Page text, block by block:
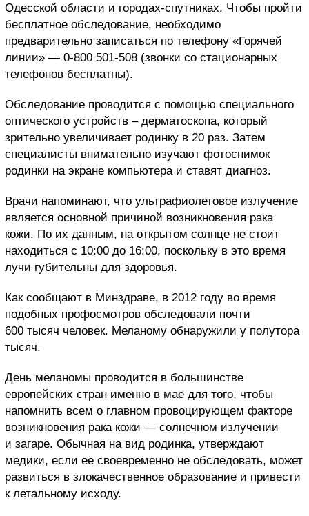
Одесской области и городах-спутниках. Чтобы пройти
бесплатное обследование, необходимо
предварительно записаться по телефону «Горячей
линии» — 0-800 501-508 (звонки со стационарных
телефонов бесплатны).
Обследование проводится с помощью специального
оптического устройств – дерматоскопа, который
зрительно увеличивает родинку в 20 раз. Затем
специалисты внимательно изучают фотоснимок
родинки на экране компьютера и ставят диагноз.
Врачи напоминают, что ультрафиолетовое излучение
является основной причиной возникновения рака
кожи. По их данным, на открытом солнце не стоит
находиться с 10:00 до 16:00, поскольку в это время
лучи губительны для здоровья.
Как сообщают в Минздраве, в 2012 году во время
подобных профосмотров обследовали почти
600 тысяч человек. Меланому обнаружили у полутора
тысяч.
День меланомы проводится в большинстве
европейских стран именно в мае для того, чтобы
напомнить всем о главном провоцирующем факторе
возникновения рака кожи — солнечном излучении
и загаре. Обычная на вид родинка, утверждают
медики, если ее своевременно не обследовать, может
развиться в злокачественное образование и привести
к летальному исходу.